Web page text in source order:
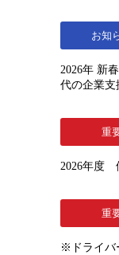
お知
2026年 新
代の企業支
重
2026年度
重
※ドライバ